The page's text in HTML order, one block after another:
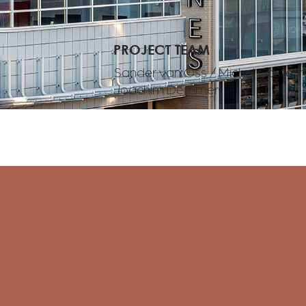
PROJECT TEAM
Sander van Oss / Michel
Joachim Demmer